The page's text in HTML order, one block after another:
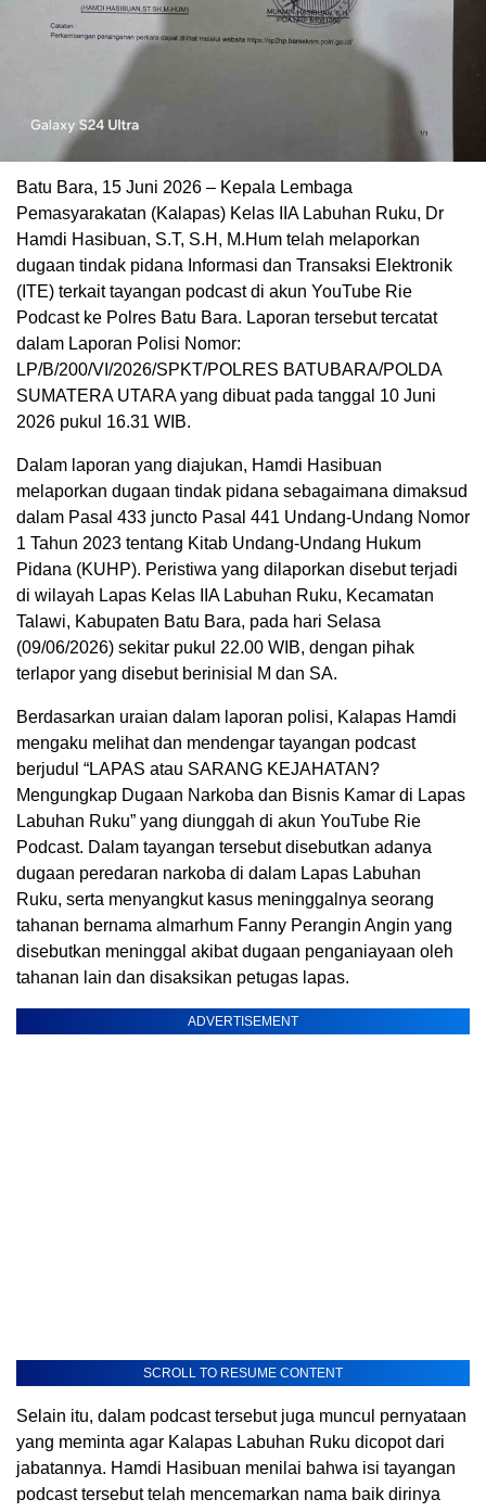
Batu Bara, 15 Juni 2026 – Kepala Lembaga
Pemasyarakatan (Kalapas) Kelas IIA Labuhan Ruku, Dr
Hamdi Hasibuan, S.T, S.H, M.Hum telah melaporkan
dugaan tindak pidana Informasi dan Transaksi Elektronik
(ITE) terkait tayangan podcast di akun YouTube Rie
Podcast ke Polres Batu Bara. Laporan tersebut tercatat
dalam Laporan Polisi Nomor:
LP/B/200/VI/2026/SPKT/POLRES BATUBARA/POLDA
SUMATERA UTARA yang dibuat pada tanggal 10 Juni
2026 pukul 16.31 WIB.
Dalam laporan yang diajukan, Hamdi Hasibuan
melaporkan dugaan tindak pidana sebagaimana dimaksud
dalam Pasal 433 juncto Pasal 441 Undang-Undang Nomor
1 Tahun 2023 tentang Kitab Undang-Undang Hukum
Pidana (KUHP). Peristiwa yang dilaporkan disebut terjadi
di wilayah Lapas Kelas IIA Labuhan Ruku, Kecamatan
Talawi, Kabupaten Batu Bara, pada hari Selasa
(09/06/2026) sekitar pukul 22.00 WIB, dengan pihak
terlapor yang disebut berinisial M dan SA.
Berdasarkan uraian dalam laporan polisi, Kalapas Hamdi
mengaku melihat dan mendengar tayangan podcast
berjudul “LAPAS atau SARANG KEJAHATAN?
Mengungkap Dugaan Narkoba dan Bisnis Kamar di Lapas
Labuhan Ruku” yang diunggah di akun YouTube Rie
Podcast. Dalam tayangan tersebut disebutkan adanya
dugaan peredaran narkoba di dalam Lapas Labuhan
Ruku, serta menyangkut kasus meninggalnya seorang
tahanan bernama almarhum Fanny Perangin Angin yang
disebutkan meninggal akibat dugaan penganiayaan oleh
tahanan lain dan disaksikan petugas lapas.
ADVERTISEMENT
SCROLL TO RESUME CONTENT
Selain itu, dalam podcast tersebut juga muncul pernyataan
yang meminta agar Kalapas Labuhan Ruku dicopot dari
jabatannya. Hamdi Hasibuan menilai bahwa isi tayangan
podcast tersebut telah mencemarkan nama baik dirinya